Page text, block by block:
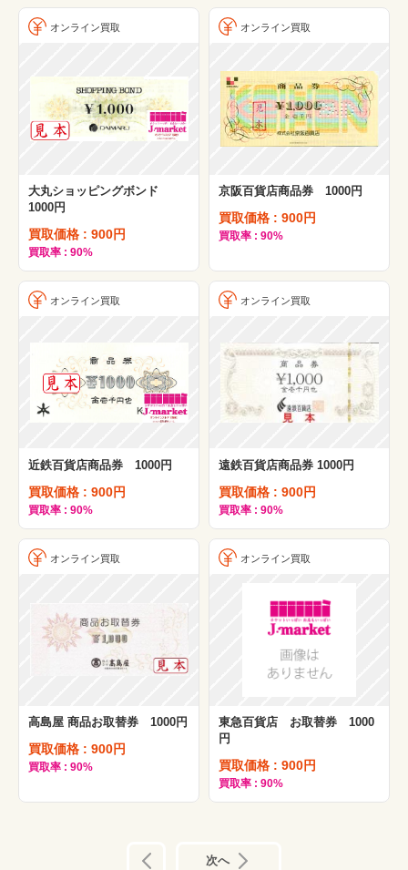
オンライン買取
大丸ショッピングボンド
1000円
買取価格 : 900円
買取率 : 90%
オンライン買取
京阪百貨店商品券 1000円
買取価格 : 900円
買取率 : 90%
オンライン買取
近鉄百貨店商品券 1000円
買取価格 : 900円
買取率 : 90%
オンライン買取
遠鉄百貨店商品券 1000円
買取価格 : 900円
買取率 : 90%
オンライン買取
高島屋 商品お取替券 1000円
買取価格 : 900円
買取率 : 90%
オンライン買取
東急百貨店 お取替券 1000
円
買取価格 : 900円
買取率 : 90%
次へ